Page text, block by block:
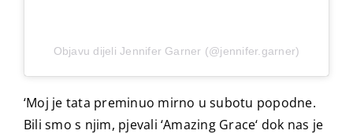
Objavu dijeli Jennifer Garner (@jennifer.garner)
‘Moj je tata preminuo mirno u subotu popodne.
Bili smo s njim, pjevali ‘Amazing Grace‘ dok nas je